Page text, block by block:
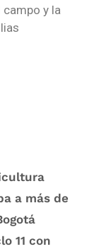
y la
a más de
11 con